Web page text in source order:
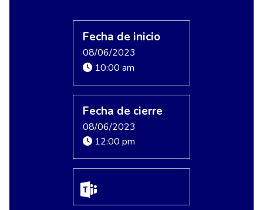
Fecha de inicio
08/06/2023
10:00 am
Fecha de cierre
08/06/2023
12:00 pm